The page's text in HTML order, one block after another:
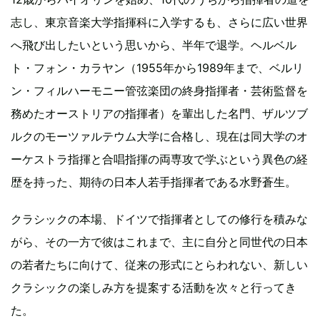
志し、東京音楽大学指揮科に入学するも、さらに広い世界
へ飛び出したいという思いから、半年で退学。ヘルベル
ト・フォン・カラヤン（1955年から1989年まで、ベルリ
ン・フィルハーモニー管弦楽団の終身指揮者・芸術監督を
務めたオーストリアの指揮者）を輩出した名門、ザルツブ
ルクのモーツァルテウム大学に合格し、現在は同大学のオ
ーケストラ指揮と合唱指揮の両専攻で学ぶという異色の経
歴を持った、期待の日本人若手指揮者である水野蒼生。
クラシックの本場、ドイツで指揮者としての修行を積みな
がら、その一方で彼はこれまで、主に自分と同世代の日本
の若者たちに向けて、従来の形式にとらわれない、新しい
クラシックの楽しみ方を提案する活動を次々と行ってき
た。